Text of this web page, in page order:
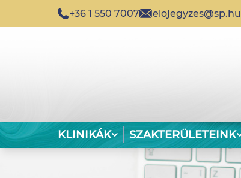
+36 1 550 7007 elojegyzes@sp.hu
KLINIKÁK SZAKTERÜLETEINK